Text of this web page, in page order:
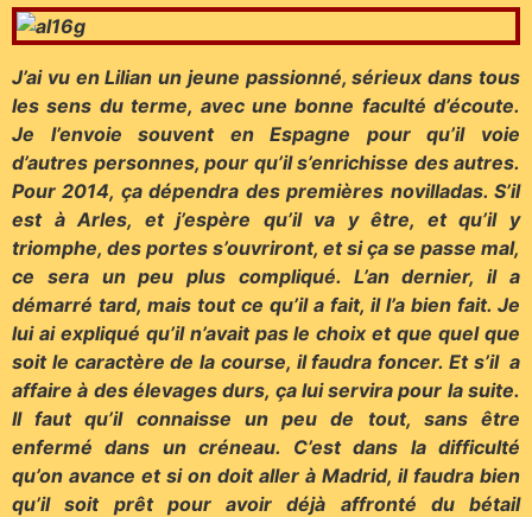
J’ai vu en Lilian un jeune passionné, sérieux dans tous
les sens du terme, avec une bonne faculté d’écoute.
Je l’envoie souvent en Espagne pour qu’il voie
d’autres personnes, pour qu’il s’enrichisse des autres.
Pour 2014, ça dépendra des premières novilladas. S’il
est à Arles, et j’espère qu’il va y être, et qu’il y
triomphe, des portes s’ouvriront, et si ça se passe mal,
ce sera un peu plus compliqué. L’an dernier, il a
démarré tard, mais tout ce qu’il a fait, il l’a bien fait. Je
lui ai expliqué qu’il n’avait pas le choix et que quel que
soit le caractère de la course, il faudra foncer. Et s’il a
affaire à des élevages durs, ça lui servira pour la suite.
Il faut qu’il connaisse un peu de tout, sans être
enfermé dans un créneau. C’est dans la difficulté
qu’on avance et si on doit aller à Madrid, il faudra bien
qu’il soit prêt pour avoir déjà affronté du bétail